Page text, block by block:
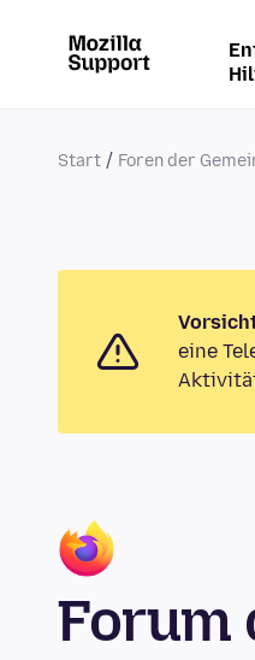
Start Foren der
eine
Forum